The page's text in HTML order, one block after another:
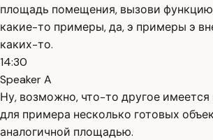
площадь помещения, вызови
какие-то примеры, да, э примеры э
каких-то.
14:30
Speaker A
Ну, возможно, что-то другое имеется
для примера несколько готовых
аналогичной площадью.